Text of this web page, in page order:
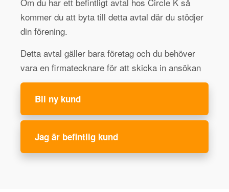
kommer du att byta till detta avtal där du stödjer
din förening.
Detta avtal gäller bara företag och du behöver
vara en firmatecknare för att skicka in ansökan
Bli ny kund
Jag är befintlig kund